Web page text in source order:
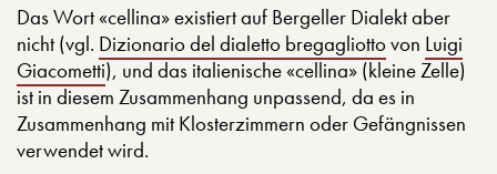
Das Wort «cellina» existiert auf Bergeller Dialekt aber
nicht (vgl. Dizionario del dialetto bregagliottovon Luigi
Giacometti), und das italienische «cellina» (kleine Zelle)
ist in diesem Zusammenhang unpassend, da es in
Zusammenhang mit Klosterzimmern oder Gefängnissen
verwendet wird.